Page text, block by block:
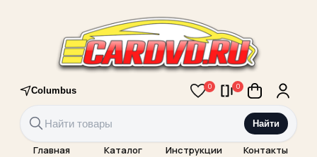
Columbus 0 0
Найти
Главная Каталог Инструкции Контакты